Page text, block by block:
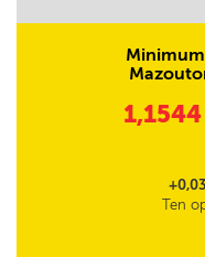
1,1544
Ten